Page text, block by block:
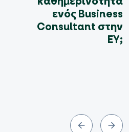
ενός Business
Consultant στην
EY;